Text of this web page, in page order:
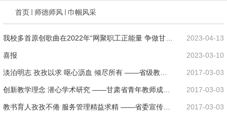
首页 师德师风 巾帼风采
我校多首原创歌曲在2022年“网聚职工正能量 争做甘肃
好网民”主...
2023-04-13
喜报 2023-03-10
淡泊明志 孜孜以求 呕心沥血 倾尽所有 ——省级教学
名师严英秀教...
2017-03-03
创新教学理念 潜心学术研究 ——甘肃省青年教师成才
奖获得者...
2017-03-03
教书育人孜孜不倦 服务管理精益求精 ——省委宣传 2017-03-03